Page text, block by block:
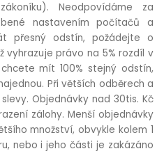
Neodpovídáme za
nastavením počítačů a
přesný odstín, požádejte o
vyhrazuje právo na 5% rozdíl v
mít 100% stejný odstín,
Při větších odběrech a
Objednávky nad 30tis. Kč
zálohy. Menší objednávky
množství, obvykle kolem 1
nebo i jeho části je zakázáno